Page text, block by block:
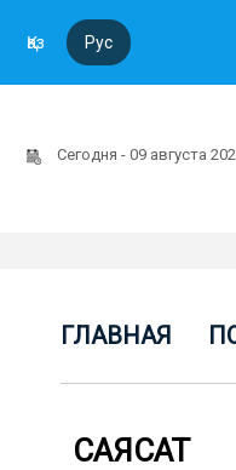
Қаз Рус
Сегодня - 09 августа
ГЛАВНАЯ
САЯСАТ